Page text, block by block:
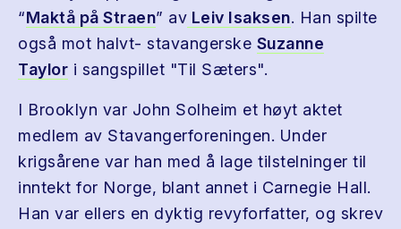
“Maktå på Straen” av Leiv Isaksen. Han spilte
også mot halvt- stavangerske Suzanne
Taylor i sangspillet "Til Sæters".
I Brooklyn var John Solheim et høyt aktet
medlem av Stavangerforeningen. Under
krigsårene var han med å lage tilstelninger til
inntekt for Norge, blant annet i Carnegie Hall.
Han var ellers en dyktig revyforfatter, og skrev